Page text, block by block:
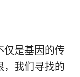
仅是基因的传
，我们寻找的